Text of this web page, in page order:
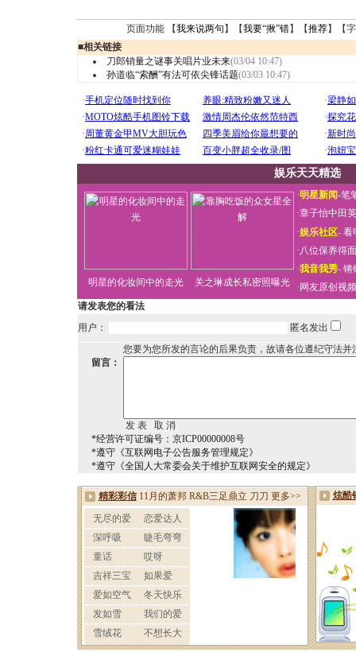
页面功能 【我来说两句 】【我要“揪”错】【推荐】【
■相关链接
刀郎销量之谜事关唱片业未来(03/04 10:47)
孙道临“索酬”有法可依尖锋话题(03/03 10:47)
娱乐天天精选
明星的化妆间中的走光 关之琳成长私密照曝光
·明星新闻-笔
·章子怡中田
·娱乐社区- 看
·八位保养得
·我音我秀- 锵
· 网友原创视
请发表您的看法
用户：
匿名发出
您要为您所发的言论的后果负责，故请各位遵纪守法并
留言：
*经营许可证编号：京ICP00000008号
*遵守《互联网电子公告服务管理规定》
*遵守《全国人大常委会关于维护互联网安全的规定》